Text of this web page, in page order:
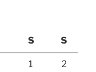
S S
1 2